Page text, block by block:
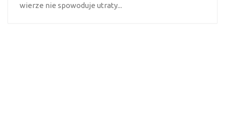
wierze nie spowoduje utraty...